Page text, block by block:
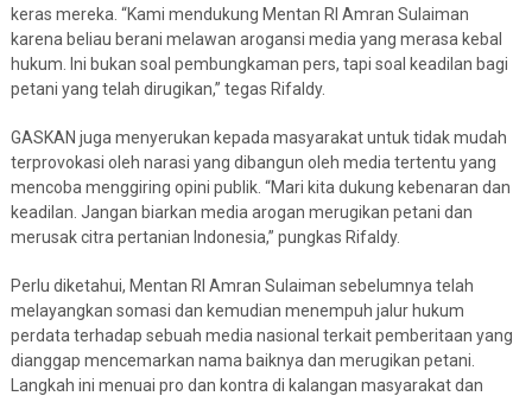
keras mereka. “Kami mendukung Mentan RI Amran Sulaiman
karena beliau berani melawan arogansi media yang merasa kebal
hukum. Ini bukan soal pembungkaman pers, tapi soal keadilan bagi
petani yang telah dirugikan,” tegas Rifaldy.
GASKAN juga menyerukan kepada masyarakat untuk tidak mudah
terprovokasi oleh narasi yang dibangun oleh media tertentu yang
mencoba menggiring opini publik. “Mari kita dukung kebenaran dan
keadilan. Jangan biarkan media arogan merugikan petani dan
merusak citra pertanian Indonesia,” pungkas Rifaldy.
Perlu diketahui, Mentan RI Amran Sulaiman sebelumnya telah
melayangkan somasi dan kemudian menempuh jalur hukum
perdata terhadap sebuah media nasional terkait pemberitaan yang
dianggap mencemarkan nama baiknya dan merugikan petani.
Langkah ini menuai pro dan kontra di kalangan masyarakat dan